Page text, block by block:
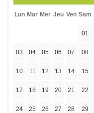
Lun Mar Mer Jeu Ven Sam
01
03 04 05 06 07 08
10 11 12 13 14 15
17 18 19 20 21 22
24 25 26 27 28 29